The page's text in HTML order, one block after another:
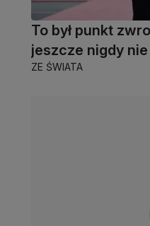
To był punkt
jeszcze nigdy
ZE ŚWIATA